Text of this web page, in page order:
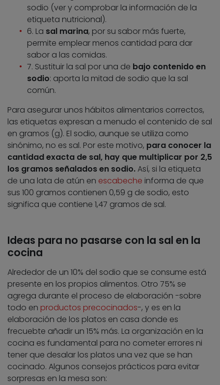
sodio (ver y comprobar la información de la
etiqueta nutricional).
6. La sal marina, por su sabor más fuerte,
permite emplear menos cantidad para dar
sabor a las comidas.
7. Sustituir la sal por una de bajo contenido en
sodio: aporta la mitad de sodio que la sal
común.
Para asegurar unos hábitos alimentarios correctos,
las etiquetas expresan a menudo el contenido de sal
en gramos (g). El sodio, aunque se utiliza como
sinónimo, no es sal. Por este motivo, para conocer la
cantidad exacta de sal, hay que multiplicar por 2,5
los gramos señalados en sodio.Así, si la etiqueta
de una lata de atún en escabeche informa de que
sus 100 gramos contienen 0,59 g de sodio, esto
significa que contiene 1,47 gramos de sal.
Ideas para no pasarse con la sal en la
cocina
Alrededor de un 10% del sodio que se consume está
presente en los propios alimentos. Otro 75% se
agrega durante el proceso de elaboración -sobre
todo en productos precocinados-, y es en la
elaboración de los platos en casa donde es
frecuebte añadir un 15% más. La organización en la
cocina es fundamental para no cometer errores ni
tener que desalar los platos una vez que se han
cocinado. Algunos consejos prácticos para evitar
sorpresas en la mesa son: